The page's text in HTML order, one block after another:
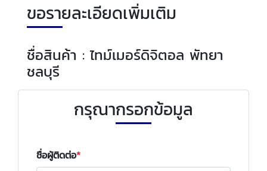
ขอรายละเอียดเพิ่มเติม
ชื่อสินค้า : ไทม์เมอร์ดิจิตอล พัทยา
ชลบุรี
กรุณากรอกข้อมูล
ชื่อผู้ติดต่อ